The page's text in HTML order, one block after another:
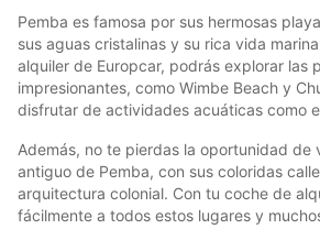
Pemba es famosa por sus hermosas
sus aguas cristalinas y su rica vida
alquiler de Europcar, podrás explorar las
impresionantes, como Wimbe Beach y
disfrutar de actividades acuáticas como
Además, no te pierdas la oportunidad de
antiguo de Pemba, con sus coloridas
arquitectura colonial. Con tu coche de
fácilmente a todos estos lugares y